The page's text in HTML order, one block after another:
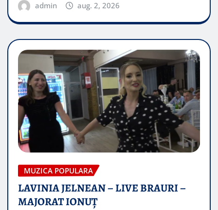
admin aug. 2, 2026
MUZICA POPULARA
LAVINIA JELNEAN – LIVE BRAURI –
MAJORAT IONUŢ